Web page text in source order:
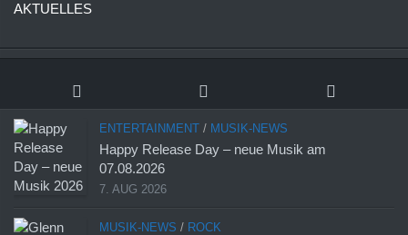
AKTUELLES
ENTERTAINMENT / MUSIK-NEWS
Happy Release Day – neue Musik am
07.08.2026
7. AUG 2026
MUSIK-NEWS / ROCK